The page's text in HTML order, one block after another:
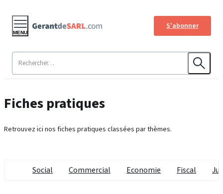
S'abonner
MENU
Fiches pratiques
Retrouvez ici nos fiches pratiques classées par thèmes.
Social Commercial Economie Fiscal